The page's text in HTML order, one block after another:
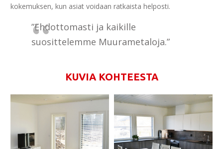
kokemuksen, kun asiat voidaan ratkaista helposti.
”Ehdottomasti ja kaikille
suosittelemme Muurametaloja.”
KUVIA KOHTEESTA